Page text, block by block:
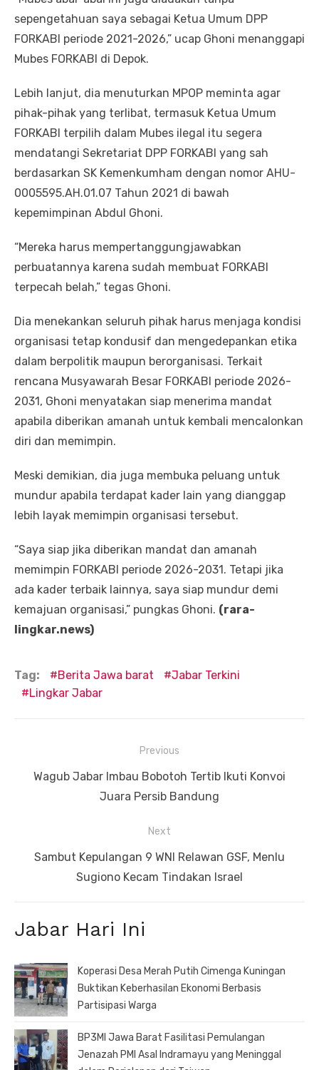
sepengetahuan saya sebagai Ketua Umum DPP
FORKABI periode 2021-2026,” ucap Ghoni menanggapi
Mubes FORKABI di Depok.
Lebih lanjut, dia menuturkan MPOP meminta agar
pihak-pihak yang terlibat, termasuk Ketua Umum
FORKABI terpilih dalam Mubes ilegal itu segera
mendatangi Sekretariat DPP FORKABI yang sah
berdasarkan SK Kemenkumham dengan nomor AHU-
0005595.AH.01.07 Tahun 2021 di bawah
kepemimpinan Abdul Ghoni.
“Mereka harus mempertanggungjawabkan
perbuatannya karena sudah membuat FORKABI
terpecah belah,” tegas Ghoni.
Dia menekankan seluruh pihak harus menjaga kondisi
organisasi tetap kondusif dan mengedepankan etika
dalam berpolitik maupun berorganisasi. Terkait
rencana Musyawarah Besar FORKABI periode 2026-
2031, Ghoni menyatakan siap menerima mandat
apabila diberikan amanah untuk kembali mencalonkan
diri dan memimpin.
Meski demikian, dia juga membuka peluang untuk
mundur apabila terdapat kader lain yang dianggap
lebih layak memimpin organisasi tersebut.
“Saya siap jika diberikan mandat dan amanah
memimpin FORKABI periode 2026-2031. Tetapi jika
ada kader terbaik lainnya, saya siap mundur demi
kemajuan organisasi,” pungkas Ghoni. (rara-
lingkar.news)
Tag: Berita Jawa barat
Jabar Terkini
Lingkar Jabar
pos
Previous
Previous
Wagub Jabar Imbau Bobotoh Tertib Ikuti Konvoi
Juara Persib Bandung
Next
Next
Sambut Kepulangan 9 WNI Relawan GSF, Menlu
Sugiono Kecam Tindakan Israel
Jabar Hari Ini
Koperasi Desa Merah Putih Cimenga Kuningan
Buktikan Keberhasilan Ekonomi Berbasis
Partisipasi Warga
BP3MI Jawa Barat Fasilitasi Pemulangan
Jenazah PMI Asal Indramayu yang Meninggal